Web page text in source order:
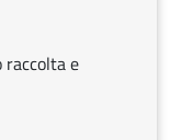
raccolta e